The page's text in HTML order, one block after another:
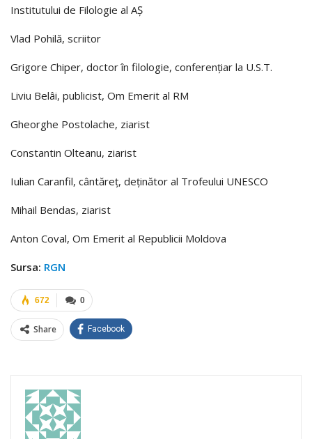
Institutului de Filologie al AȘ
Vlad Pohilă, scriitor
Grigore Chiper, doctor în filologie, conferențiar la U.S.T.
Liviu Belâi, publicist, Om Emerit al RM
Gheorghe Postolache, ziarist
Constantin Olteanu, ziarist
Iulian Caranfil, cântăreț, deținător al Trofeului UNESCO
Mihail Bendas, ziarist
Anton Coval, Om Emerit al Republicii Moldova
Sursa: RGN
0
672
Share Facebook